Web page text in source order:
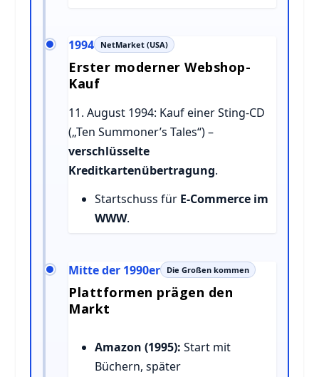
1994 NetMarket (USA)
Erster moderner Webshop-
Kauf
11. August 1994: Kauf einer Sting-CD
(„Ten Summoner’s Tales“) –
verschlüsselte
Kreditkartenübertragung.
Startschuss für E-Commerce im
WWW.
Mitte der 1990er Die Großen kommen
Plattformen prägen den
Markt
Amazon (1995): Start mit
Büchern, später